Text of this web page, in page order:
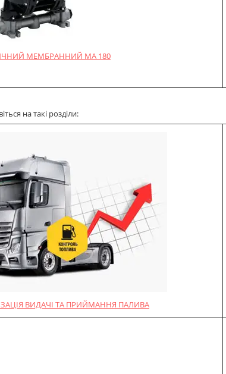
МЕМБРАННИЙ MA 180
на такі розділи:
ВИДАЧІ ТА ПРИЙМАННЯ ПАЛИВА